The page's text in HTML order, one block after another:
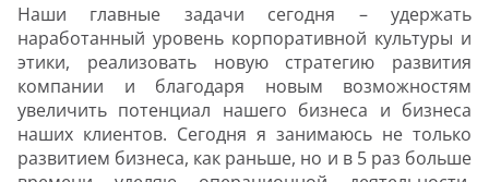
Наши главные задачи сегодня – удержать
наработанный уровень корпоративной культуры и
этики, реализовать новую стратегию развития
компании и благодаря новым возможностям
увеличить потенциал нашего бизнеса и бизнеса
наших клиентов. Сегодня я занимаюсь не только
развитием бизнеса, как раньше, но и в 5 раз больше